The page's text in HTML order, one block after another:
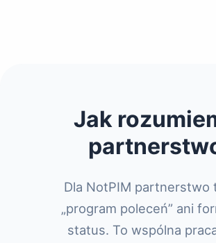
Jak
Dla NotPIM partnerstwo
„program poleceń” ani
status. To wspólna